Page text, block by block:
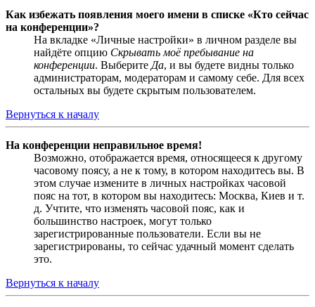
Как избежать появления моего имени в списке «Кто сейчас
на конференции»?
На вкладке «Личные настройки» в личном разделе вы
найдёте опцию Скрывать моё пребывание на
конференции. ВыберитеДа, и вы будете видны только
администраторам, модераторам и самому себе. Для всех
остальных вы будете скрытым пользователем.
Вернуться к началу
На конференции неправильное время!
Возможно, отображается время, относящееся к другому
часовому поясу, а не к тому, в котором находитесь вы. В
этом случае измените в личных настройках часовой
пояс на тот, в котором вы находитесь: Москва, Киев и т.
д. Учтите, что изменять часовой пояс, как и
большинство настроек, могут только
зарегистрированные пользователи. Если вы не
зарегистрированы, то сейчас удачный момент сделать
это.
Вернуться к началу